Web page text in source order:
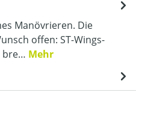
Manövrieren. Die
offen: ST-Wings-
bre… Mehr